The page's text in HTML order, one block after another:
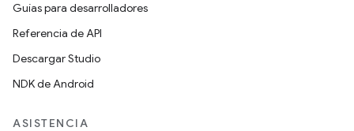
Guías para desarrolladores
Referencia de API
Descargar Studio
NDK de Android
ASISTENCIA